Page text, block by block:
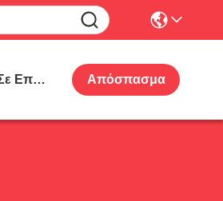
Μας Ελάτε Σε Επαφή Με Απόσπασμα